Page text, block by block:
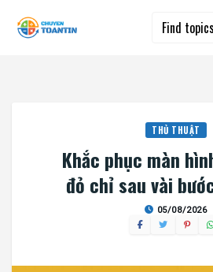
THỦ THUẬT
Khắc phục màn
đỏ chỉ sau vài
05/08/2026